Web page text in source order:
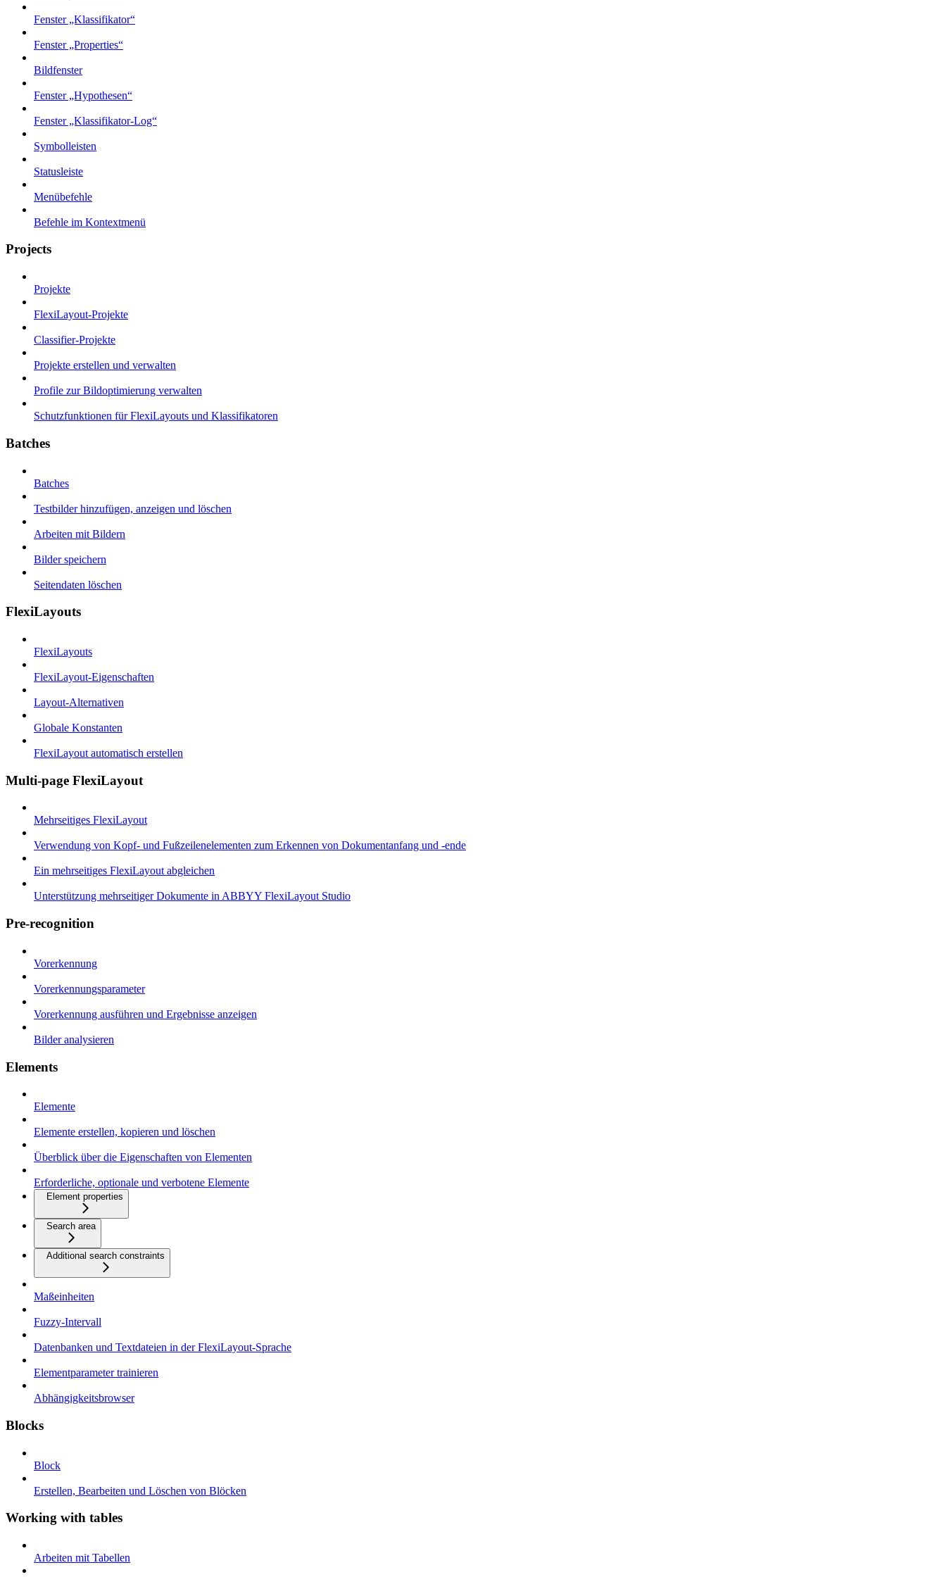
Fenster „Klassifikator“
Fenster „Properties“
Bildfenster
Fenster „Hypothesen“
Fenster „Klassifikator-Log“
Symbolleisten
Statusleiste
Menübefehle
Befehle im Kontextmenü
Projects
Projekte
FlexiLayout-Projekte
Classifier-Projekte
Projekte erstellen und verwalten
Profile zur Bildoptimierung verwalten
Schutzfunktionen für FlexiLayouts und Klassifikatoren
Batches
Batches
Testbilder hinzufügen, anzeigen und löschen
Arbeiten mit Bildern
Bilder speichern
Seitendaten löschen
FlexiLayouts
FlexiLayouts
FlexiLayout-Eigenschaften
Layout-Alternativen
Globale Konstanten
FlexiLayout automatisch erstellen
Multi-page FlexiLayout
Mehrseitiges FlexiLayout
Verwendung von Kopf- und Fußzeilenelementen zum Erkennen von Dokumentanfang und -ende
Ein mehrseitiges FlexiLayout abgleichen
Unterstützung mehrseitiger Dokumente in ABBYY FlexiLayout Studio
Pre-recognition
Vorerkennung
Vorerkennungsparameter
Vorerkennung ausführen und Ergebnisse anzeigen
Bilder analysieren
Elements
Elemente
Elemente erstellen, kopieren und löschen
Überblick über die Eigenschaften von Elementen
Erforderliche, optionale und verbotene Elemente
Element properties
Search area
Additional search constraints
Maßeinheiten
Fuzzy-Intervall
Datenbanken und Textdateien in der FlexiLayout-Sprache
Elementparameter trainieren
Abhängigkeitsbrowser
Blocks
Block
Erstellen, Bearbeiten und Löschen von Blöcken
Working with tables
Arbeiten mit Tabellen